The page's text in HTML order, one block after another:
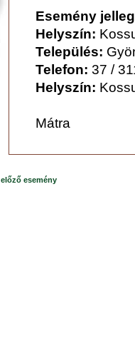
Esemény
Helyszín:
Település:
Telefon: 37 /
Helyszín:
Mátra
előző esemény